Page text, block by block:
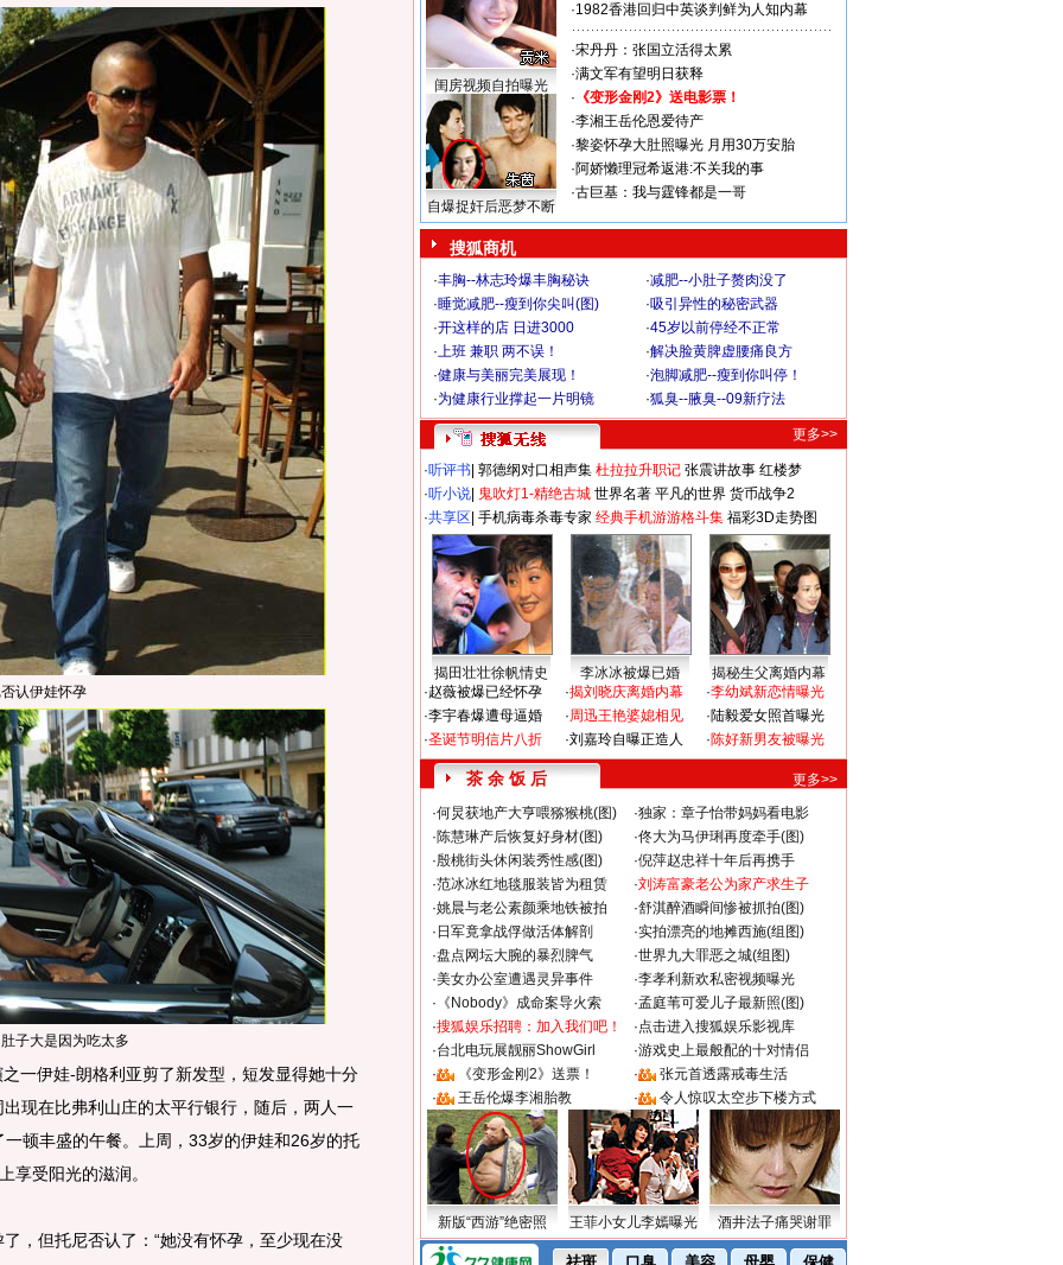
认伊娃怀孕
子大是因为吃太多
伊娃-朗格利亚剪了新发型，短发显得她十分
现在比弗利山庄的太平行银行，随后，两人一
顿丰盛的午餐。上周，33岁的伊娃和26岁的托
享受阳光的滋润。
但托尼否认了：“她没有怀孕，至少现在没
闺房视频自拍曝光
自爆捉奸后恶梦不断
·1982香港回归中英谈判鲜为人知内幕
·宋丹丹：张国立活得太累
·满文军有望明日获释
· 《变形金刚2》送电影票！
·李湘王岳伦恩爱待产
·黎姿怀孕大肚照曝光 月用30万安胎
·阿娇懒理冠希返港:不关我的事
·古巨基：我与霆锋都是一哥
搜狐商机
·丰胸--林志玲爆丰胸秘诀 ·减肥--小肚子赘肉没了
·睡觉减肥--瘦到你尖叫(图) ·吸引异性的秘密武器
·开这样的店 日进3000 ·45岁以前停经不正常
·上班 兼职 两不误！ ·解决脸黄脾虚腰痛良方
·健康与美丽完美展现！ ·泡脚减肥--瘦到你叫停！
·为健康行业撑起一片明镜 ·狐臭--腋臭--09新疗法
更多>>
·听评书 郭德纲对口相声集 杜拉拉升职记 张震讲故事 红楼梦
·听小说 鬼吹灯1-精绝古城 世界名著 平凡的世界 货币战争2
·共享区 手机病毒杀毒专家 经典手机游游格斗集 福彩3D走势图
揭田壮壮徐帆情史 李冰冰被爆已婚
揭秘生父离婚内幕
·赵薇被爆已经怀孕
·李宇春爆遭母逼婚
·圣诞节明信片八折
·揭刘晓庆离婚内幕
·周迅王艳婆媳相见
·刘嘉玲自曝正造人
·李幼斌新恋情曝光
·陆毅爱女照首曝光
·陈好新男友被曝光
茶 余 饭 后
更多>>
·何炅获地产大亨喂猕猴桃(图) ·独家：章子怡带妈妈看电影
·陈慧琳产后恢复好身材(图) ·佟大为马伊琍再度牵手(图)
·殷桃街头休闲装秀性感(图) ·倪萍赵忠祥十年后再携手
·范冰冰红地毯服装皆为租赁 ·刘涛富豪老公为家产求生子
·姚晨与老公素颜乘地铁被拍 ·舒淇醉酒瞬间惨被抓拍(图)
· 日军竟拿战俘做活体解剖 ·实拍漂亮的地摊西施(组图)
·盘点网坛大腕的暴烈脾气 ·世界九大罪恶之城(组图)
·美女办公室遭遇灵异事件 ·李孝利新欢私密视频曝光
· 《Nobody》成命案导火索 ·孟庭苇可爱儿子最新照(图)
·搜狐娱乐招聘：加入我们吧！ ·点击进入搜狐娱乐影视库
·台北电玩展靓丽ShowGirl ·游戏史上最般配的十对情侣
·
《变形金刚2》送票！ ·
张元首透露戒毒生活
·
王岳伦爆李湘胎教 · 令人惊叹太空步下楼方式
新版“西游”绝密照 王菲小女儿李嫣曝光 酒井法子痛哭谢罪